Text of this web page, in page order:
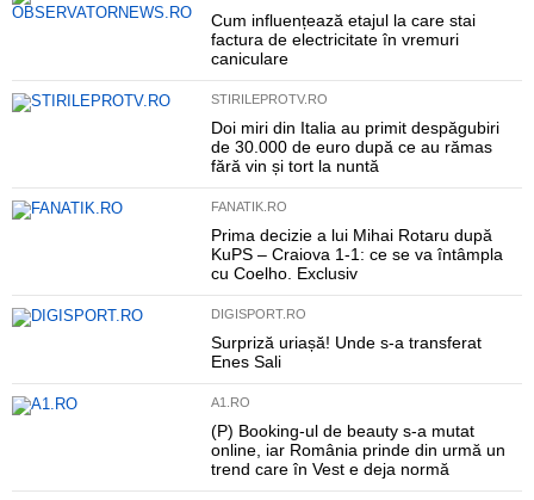
Cum influențează etajul la care stai
factura de electricitate în vremuri
caniculare
STIRILEPROTV.RO
Doi miri din Italia au primit despăgubiri
de 30.000 de euro după ce au rămas
fără vin și tort la nuntă
FANATIK.RO
Prima decizie a lui Mihai Rotaru după
KuPS – Craiova 1-1: ce se va întâmpla
cu Coelho. Exclusiv
DIGISPORT.RO
Surpriză uriașă! Unde s-a transferat
Enes Sali
A1.RO
(P) Booking-ul de beauty s-a mutat
online, iar România prinde din urmă un
trend care în Vest e deja normă